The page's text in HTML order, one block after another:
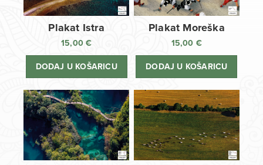
Plakat Istra
15,00€
DODAJ U KOŠARICU
Plakat Moreška
15,00 €
DODAJ U KOŠARICU